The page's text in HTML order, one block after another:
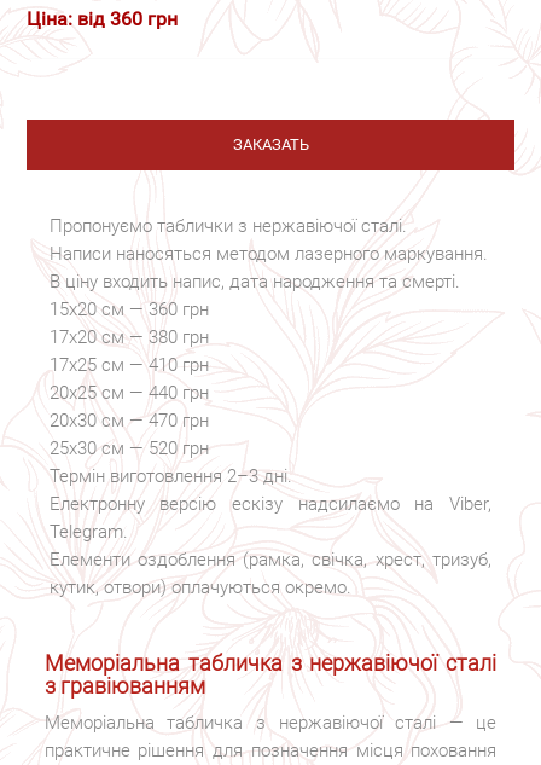
Ціна: від 360 грн
ЗАКАЗАТЬ
Пропонуємо таблички з нержавіючої сталі.
Написи наносяться методом лазерного маркування.
В ціну входить напис, дата народження та смерті.
15х20 см — 360 грн
17х20 см — 380 грн
17х25 см — 410 грн
20х25 см — 440 грн
20х30 см — 470 грн
25х30 см — 520 грн
Термін виготовлення 2–3 дні.
Електронну версію ескізу надсилаємо на Viber,
Telegram.
Елементи оздоблення (рамка, свічка, хрест, тризуб,
кутик, отвори) оплачуються окремо.
Меморіальна табличка з нержавіючої сталі
з гравіюванням
Меморіальна табличка з нержавіючої сталі — це
практичне рішення для позначення місця поховання